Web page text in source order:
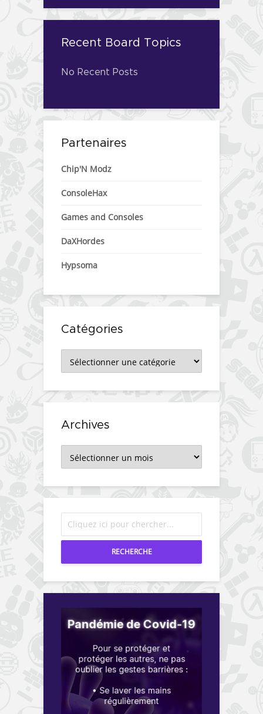
Recent Board Topics
No Recent Posts
Partenaires
Chip'N Modz
ConsoleHax
Games and Consoles
DaXHordes
Hypsoma
Catégories
Archives
RECHERCHE